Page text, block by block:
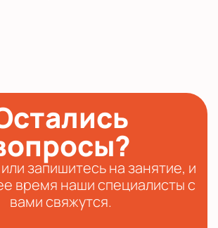
запишитесь на занятие, и
время наши специалисты с
вами свяжутся.